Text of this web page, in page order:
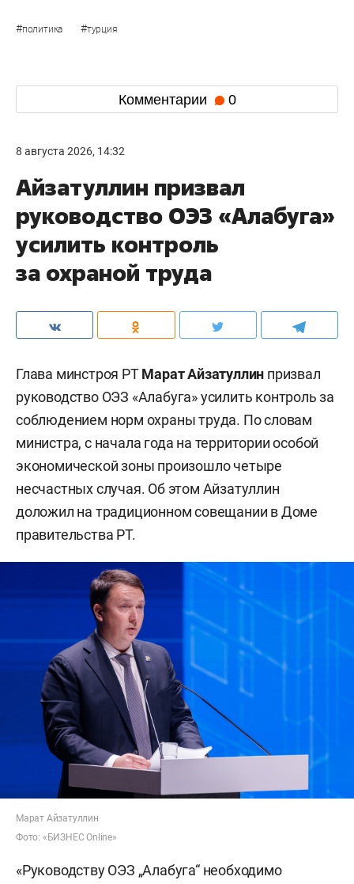
#политика #турция
Комментарии 0
8 августа 2026, 14:32
Айзатуллин призвал
руководство ОЭЗ «Алабуга»
усилить контроль
за охраной труда
Глава минстроя РТМарат Айзатуллин призвал
руководство ОЭЗ «Алабуга» усилить контроль за
соблюдением норм охраны труда. По словам
министра, с начала года на территории особой
экономической зоны произошло четыре
несчастных случая. Об этом Айзатуллин
доложил на традиционном совещании в Доме
правительства РТ.
Марат Айзатуллин
Фото: «БИЗНЕС Online»
«Руководству ОЭЗ „Алабуга“ необходимо